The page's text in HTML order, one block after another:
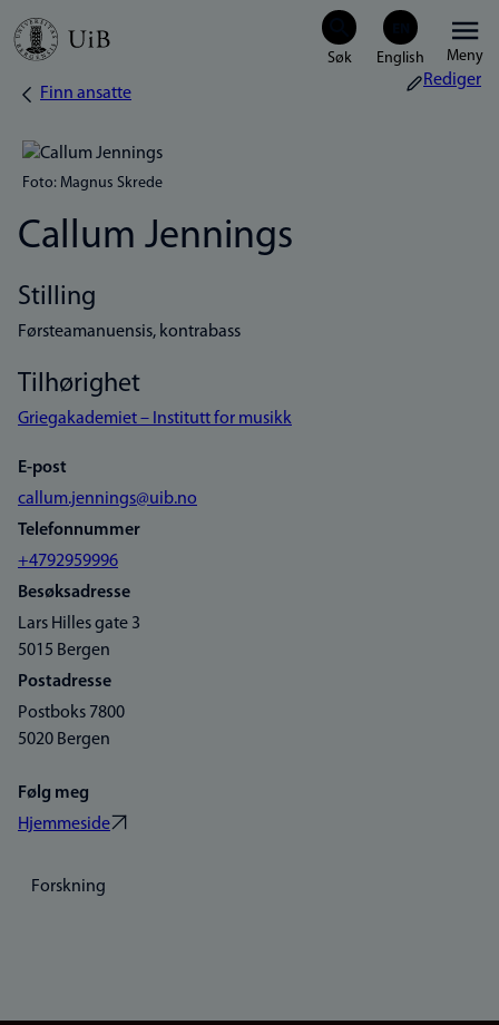
Hopp
Meny
Navigasjonssti
Finn ansatte
Rediger
Foto: Magnus Skrede
Callum Jennings
Stilling
Førsteamanuensis, kontrabass
Tilhørighet
Griegakademiet – Institutt for musikk
E-post
callum.jennings@uib.no
Telefonnummer
+4792959996
Besøksadresse
Lars Hilles gate 3
5015 Bergen
Postadresse
Postboks 7800
5020 Bergen
Følg meg
Hjemmeside
Forskning